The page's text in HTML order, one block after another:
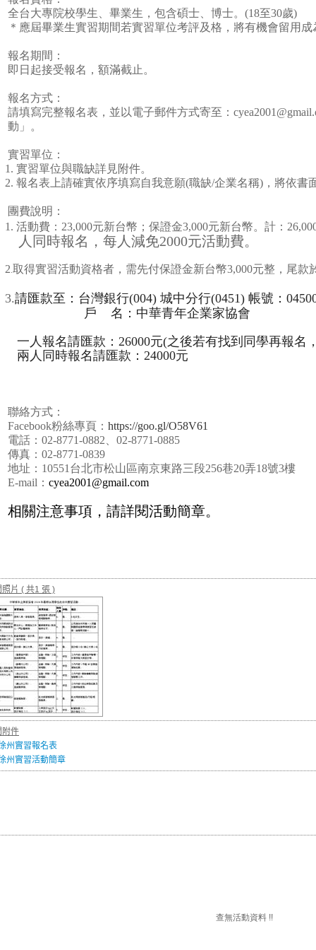
全台大專院校學生、畢業生，包含碩士、博士。 (18至30歲)
＊應屆畢業生實習期間若實習單位考評及格，將有機會留用成
報名期間：
即日起接受報名，額滿截止。
報名方式：
請填寫完整報名表，並以電子郵件方式寄至：
動」。
實習單位：
1. 實習單位與職缺詳見附件。
2. 報名表上請確實依序填寫自我意願(職缺/企業名稱) ，將依書
團費說明：
1. 活動費： 23,000元新台幣；保證金3,000元新台幣。計：
人同時報名，每人減免2000元活動費。
2.取得實習活動資格者，需先付保證金新台幣3,000元整，尾款
3.請匯款至：台灣銀行(004)城中分行(0451)帳號：
名：中華青年企業家協會
報名請匯款： 26000元(之後若有找到同學再報名
同時報名請匯款： 24000元
聯絡方式：
Facebook粉絲專頁： https://goo.gl/O58V61
電話： 02-8771-0882
02-8771-0885
傳真： 02-8771-0839
地址： 10551 台北市松山區南京東路三段256巷20弄18號3樓
E-mail ： cyea2001@gmail.com
相關注意事項，請詳閱活動簡章。
片 ( 共1 張 )
附件
州實習報名表
州實習活動簡章
查無活動資料 !!